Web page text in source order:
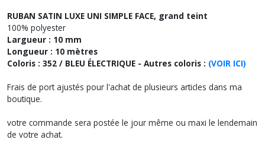
RUBAN SATIN LUXE UNI SIMPLE FACE, grand teint
100% polyester
Largueur : 10 mm
Longueur : 10 mètres
Coloris : 352 / BLEU ÉLECTRIQUE - Autres coloris : (VOIR ICI)
Frais de port ajustés pour l'achat de plusieurs articles dans ma
boutique.
votre commande sera postée le jour même ou maxi le lendemain
de votre achat.